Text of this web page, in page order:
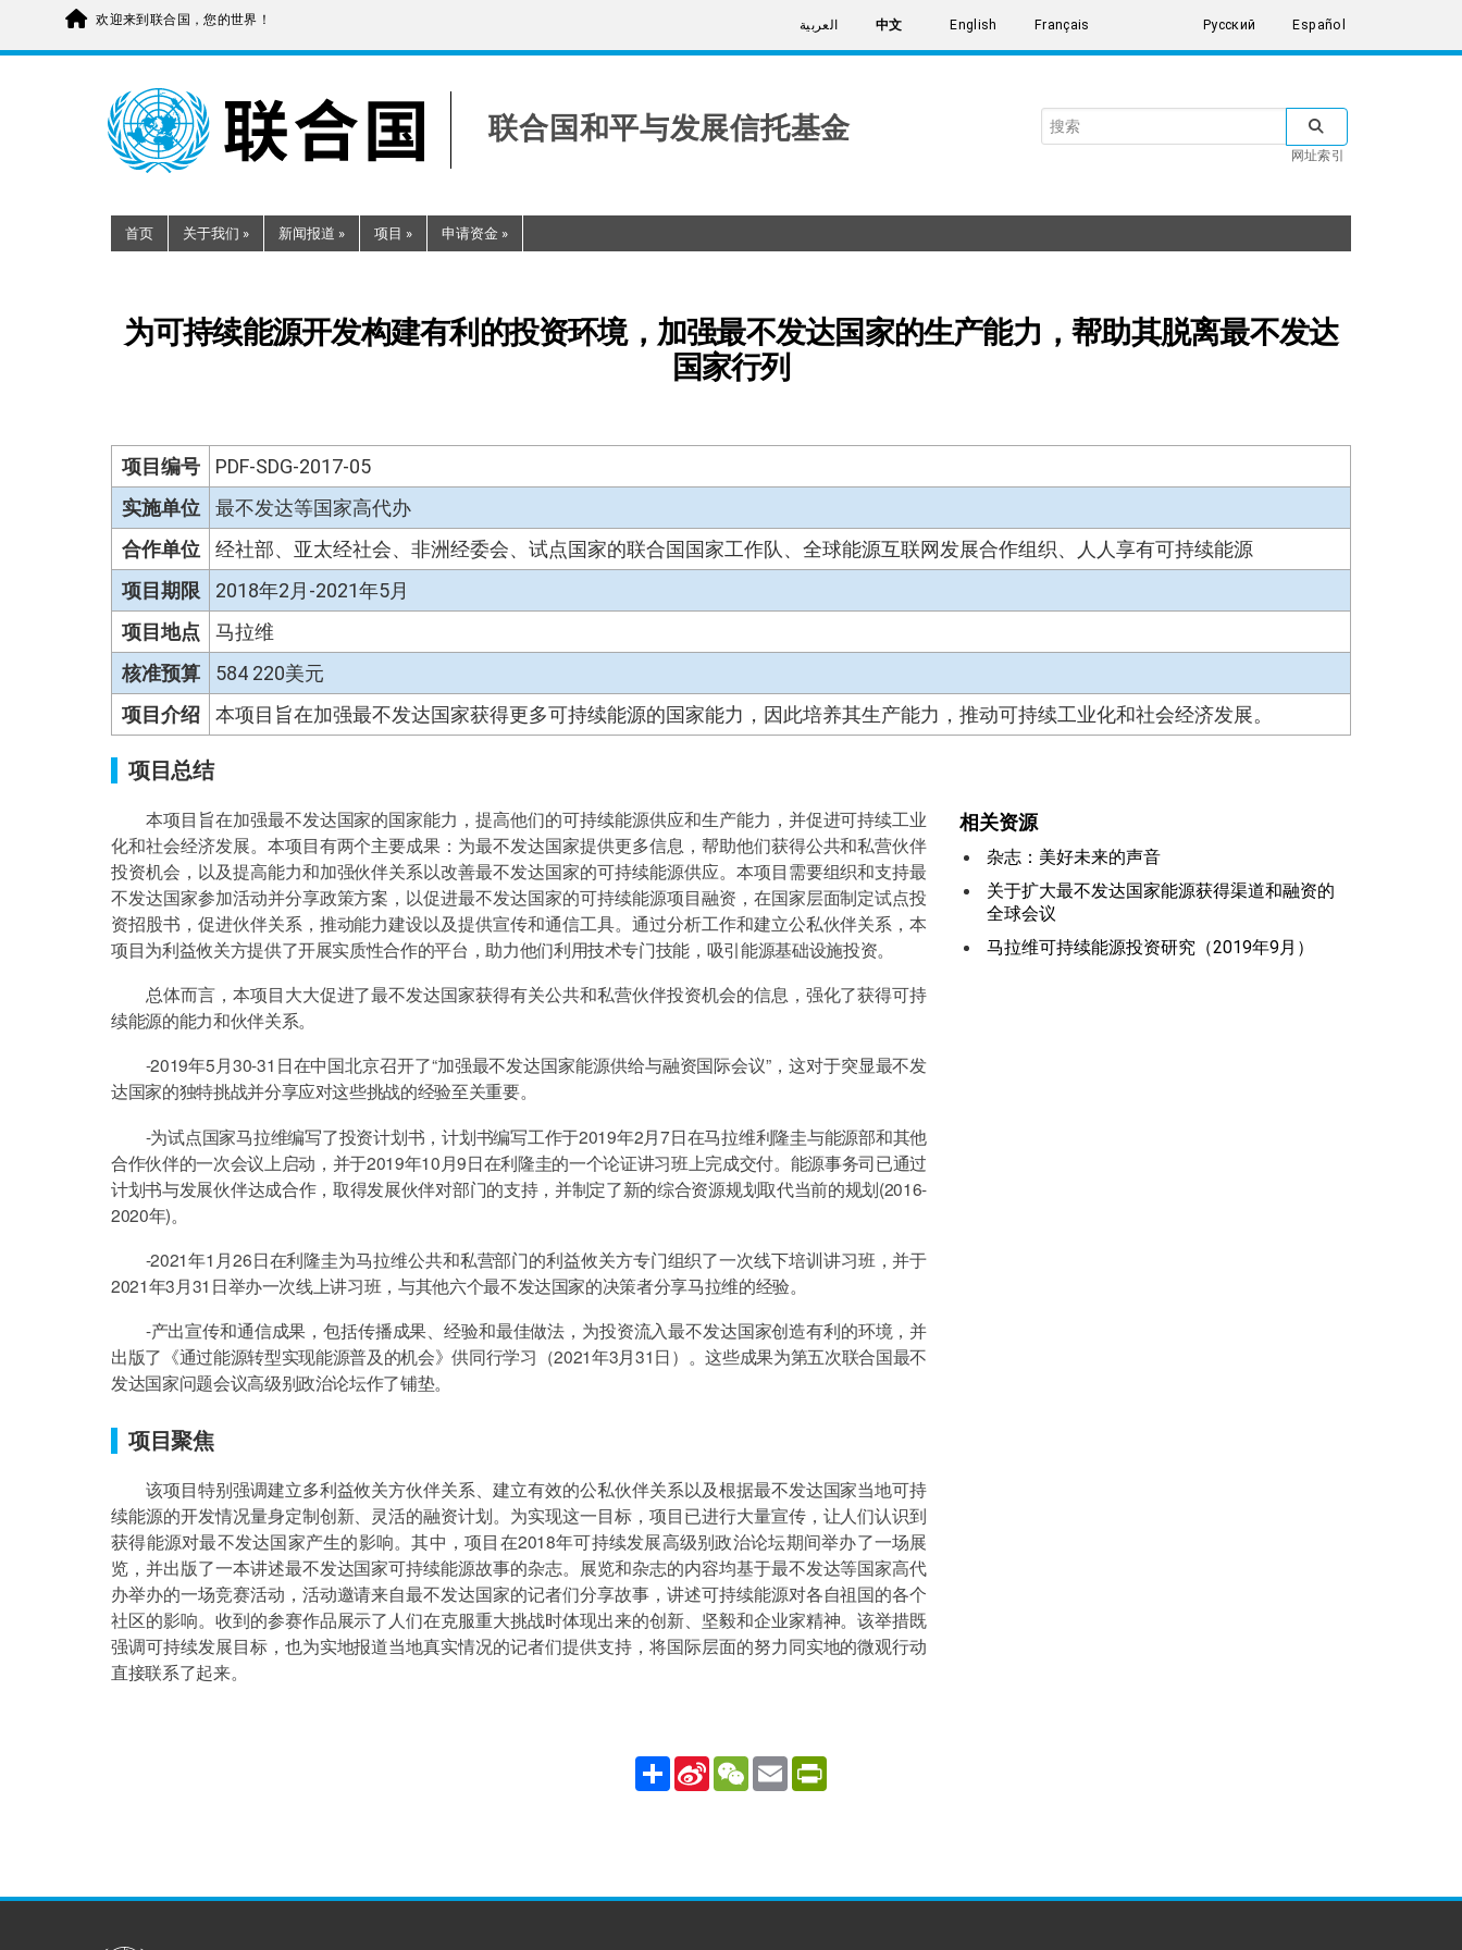
Skip
欢迎来到联合国，您的世界！ العربية 中文 English Français Русский Español
联合国和平与发展信托基金
Search
SUBMIT SEARCH
网址索引
首页 关于我们 » 新闻报道 » 项目 » 申请资金 »
为可持续能源开发构建有利的投资环境，加强最不发达国家的生产能力，帮助其脱离最不发达
国家行列
项目编号
PDF-SDG-2017-05
实施单位
最不发达等国家高代办
合作单位
经社部、亚太经社会、非洲经委会、试点国家的联合国国家工作队、全球能源互联网发展合作组织、人人享有可持续能源
项目期限
2018年2月-2021年5月
项目地点
马拉维
核准预算
584 220美元
项目介绍
本项目旨在加强最不发达国家获得更多可持续能源的国家能力，因此培养其生产能力，推动可持续工业化和社会经济发展。
项目总结
本项目旨在加强最不发达国家的国家能力，提高他们的可持续能源供应和生产能力，并促进可持续工业
化和社会经济发展。本项目有两个主要成果：为最不发达国家提供更多信息，帮助他们获得公共和私营伙伴
投资机会，以及提高能力和加强伙伴关系以改善最不发达国家的可持续能源供应。本项目需要组织和支持最
不发达国家参加活动并分享政策方案，以促进最不发达国家的可持续能源项目融资，在国家层面制定试点投
资招股书，促进伙伴关系，推动能力建设以及提供宣传和通信工具。通过分析工作和建立公私伙伴关系，本
项目为利益攸关方提供了开展实质性合作的平台，助力他们利用技术专门技能，吸引能源基础设施投资。
总体而言，本项目大大促进了最不发达国家获得有关公共和私营伙伴投资机会的信息，强化了获得可持
续能源的能力和伙伴关系。
-2019年5月30-31日在中国北京召开了“加强最不发达国家能源供给与融资国际会议”，这对于突显最不发
达国家的独特挑战并分享应对这些挑战的经验至关重要。
-为试点国家马拉维编写了投资计划书，计划书编写工作于2019年2月7日在马拉维利隆圭与能源部和其他
合作伙伴的一次会议上启动，并于2019年10月9日在利隆圭的一个论证讲习班上完成交付。能源事务司已通过
计划书与发展伙伴达成合作，取得发展伙伴对部门的支持，并制定了新的综合资源规划取代当前的规划(2016-
2020年)。
-2021年1月26日在利隆圭为马拉维公共和私营部门的利益攸关方专门组织了一次线下培训讲习班，并于
2021年3月31日举办一次线上讲习班，与其他六个最不发达国家的决策者分享马拉维的经验。
-产出宣传和通信成果，包括传播成果、经验和最佳做法，为投资流入最不发达国家创造有利的环境，并
出版了《通过能源转型实现能源普及的机会》供同行学习（2021年3月31日）。这些成果为第五次联合国最不
发达国家问题会议高级别政治论坛作了铺垫。
相关资源
杂志：美好未来的声音
关于扩大最不发达国家能源获得渠道和融资的
全球会议
马拉维可持续能源投资研究（2019年9月）
项目聚焦
该项目特别强调建立多利益攸关方伙伴关系、建立有效的公私伙伴关系以及根据最不发达国家当地可持
续能源的开发情况量身定制创新、灵活的融资计划。为实现这一目标，项目已进行大量宣传，让人们认识到
获得能源对最不发达国家产生的影响。其中，项目在2018年可持续发展高级别政治论坛期间举办了一场展
览，并出版了一本讲述最不发达国家可持续能源故事的杂志。展览和杂志的内容均基于最不发达等国家高代
办举办的一场竞赛活动，活动邀请来自最不发达国家的记者们分享故事，讲述可持续能源对各自祖国的各个
社区的影响。收到的参赛作品展示了人们在克服重大挑战时体现出来的创新、坚毅和企业家精神。该举措既
强调可持续发展目标，也为实地报道当地真实情况的记者们提供支持，将国际层面的努力同实地的微观行动
直接联系了起来。
Share Sina
Weibo
WeChatEmail